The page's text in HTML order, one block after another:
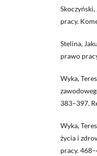
pracy.
Stelina,
prawo
Wyka,
383–397.
Wyka,
życia i
pracy.